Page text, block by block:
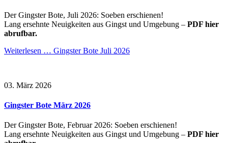
Der Gingster Bote, Juli 2026: Soeben erschienen!
Lang ersehnte Neuigkeiten aus Gingst und Umgebung – PDF hier
abrufbar.
Weiterlesen … Gingster Bote Juli 2026
03. März 2026
Gingster Bote März 2026
Der Gingster Bote, Februar 2026: Soeben erschienen!
Lang ersehnte Neuigkeiten aus Gingst und Umgebung – PDF hier